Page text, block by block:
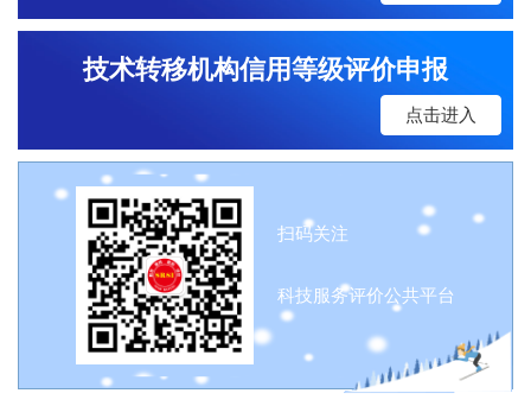
技术转移机构信用等级评价申报
点击进入
扫码关注
科技服务评价公共平台